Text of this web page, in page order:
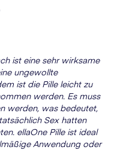
ist eine sehr wirksame
ungewollte
ist die Pille leicht zu
werden. Es muss
werden, was bedeutet,
Sex hatten
ellaOne Pille ist ideal
Anwendung oder